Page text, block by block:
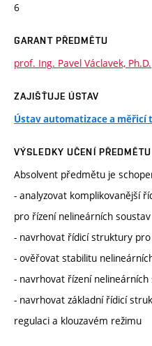
6
GARANT PŘEDMĚTU
prof. Ing. Pavel Václavek, Ph.D.
ZAJIŠŤUJE ÚSTAV
Ústav automatizace a měřicí
VÝSLEDKY UČENÍ PŘEDMĚTU
Absolvent předmětu je
- analyzovat komplikovanější
pro řízení nelineárních soustav
- navrhovat řídicí struktury
- ověřovat stabilitu
- navrhovat řízení
- navrhovat základní řídicí
regulaci a klouzavém režimu